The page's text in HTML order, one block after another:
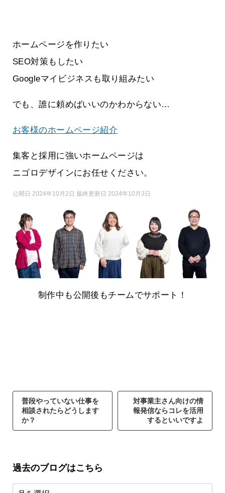
ホームページを作りたい
SEO対策もしたい
Googleマイビジネスも取り組みたい
でも、誰に頼めばいいのかわからない…
お客様のホームページ紹介
集客と採用に強いホームページは
ニゴロデザインにお任せください。
公開日 2024年10月2日 最終更新日 2024年10月3日
制作中も公開後もチームでサポート！
普段やっていない仕事を
相談されたらどうします
か？
対事業主さん向けの情
報発信ならコレを活用
するといいですよ
過去のブログはこちら